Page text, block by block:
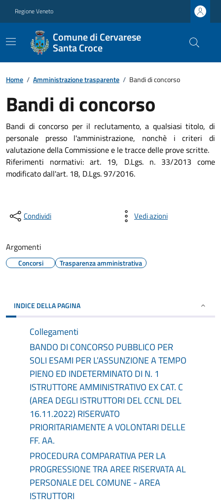
Regione Veneto
Comune di Cervarese
Santa Croce
Home / Amministrazione trasparente / Bandi di concorso
Bandi di concorso
Bandi di concorso per il reclutamento, a qualsiasi titolo, di
personale presso l'amministrazione, nonchè i criteri di
valutazione della Commissione e le tracce delle prove scritte.
Riferimenti normativi: art. 19, D.Lgs. n. 33/2013 come
modificato dall'art. 18, D.Lgs. 97/2016.
Condividi Vedi azioni
Argomenti
Concorsi Trasparenza amministrativa
INDICE DELLA PAGINA
Collegamenti
BANDO DI CONCORSO PUBBLICO PER
SOLI ESAMI PER L’ASSUNZIONE A TEMPO
PIENO ED INDETERMINATO DI N. 1
ISTRUTTORE AMMINISTRATIVO EX CAT. C
(AREA DEGLI ISTRUTTORI DEL CCNL DEL
16.11.2022) RISERVATO
PRIORITARIAMENTE A VOLONTARI DELLE
FF. AA.
PROCEDURA COMPARATIVA PER LA
PROGRESSIONE TRA AREE RISERVATA AL
PERSONALE DEL COMUNE - AREA
ISTRUTTORI